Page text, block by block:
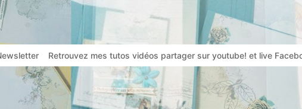
Retrouvez mes tutos vidéos partager sur youtube! et live